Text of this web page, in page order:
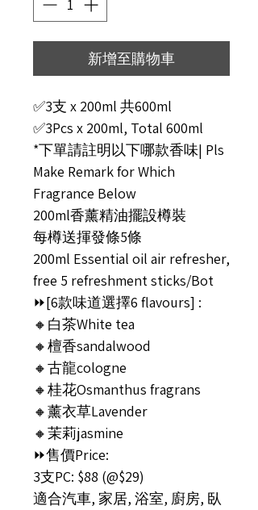
新增至購物車
✅3支 x 200ml 共600ml
✅3Pcs x 200ml, Total 600ml
*下單請註明以下哪款香味| Pls
Make Remark for Which
Fragrance Below
200ml香薰精油擺設樽裝
每樽送揮發條5條
200ml Essential oil air refresher,
free 5 refreshment sticks/Bot
⏩[6款味道選擇6 flavours] :
🔸白茶White tea
🔸檀香sandalwood
🔸古龍cologne
🔸桂花Osmanthus fragrans
🔸薰衣草Lavender
🔸茉莉jasmine
⏩售價Price:
3支PC: $88 (@$29)
適合汽車, 家居, 浴室, 廚房, 臥